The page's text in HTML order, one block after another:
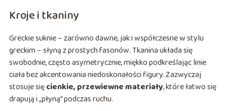
Kroje i tkaniny
Greckie suknie – zarówno dawne, jak i współczesne w stylu
greckim – słyną z prostych fasonów. Tkanina układa się
swobodnie, często asymetrycznie, miękko podkreślając linie
ciała bez akcentowania niedoskonałości figury. Zazwyczaj
stosuje sięcienkie, przewiewne materiały, które łatwo się
drapują i „płyną” podczas ruchu.